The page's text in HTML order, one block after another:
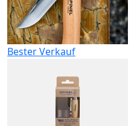
Bester Verkauf